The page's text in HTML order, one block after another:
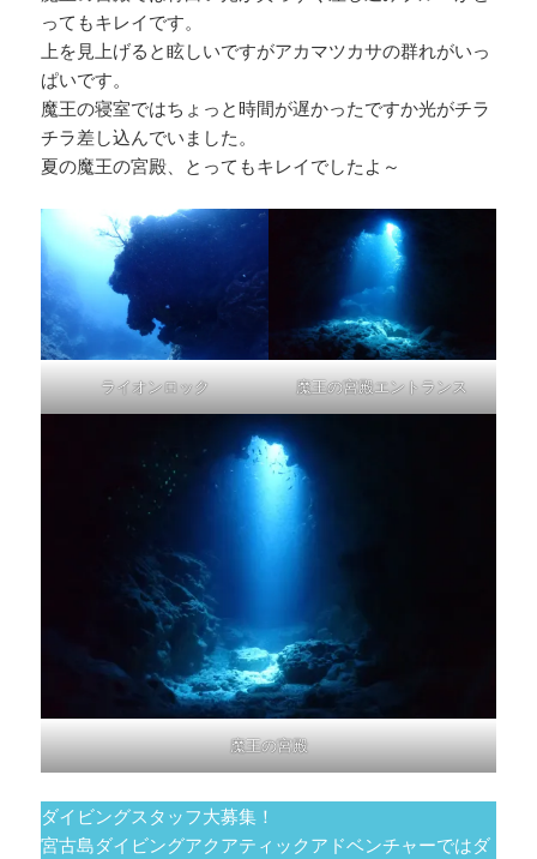
ってもキレイです。
上を見上げると眩しいですがアカマツカサの群れがいっ
ぱいです。
魔王の寝室ではちょっと時間が遅かったですか光がチラ
チラ差し込んでいました。
夏の魔王の宮殿、とってもキレイでしたよ～
ライオンロック 魔王の宮殿エントランス
魔王の宮殿
ダイビングスタッフ大募集！
宮古島ダイビングアクアティックアドベンチャーではダ